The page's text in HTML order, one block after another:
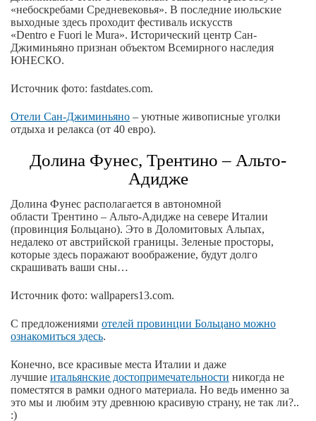
«небоскребами Средневековья». В последние июльские
выходные здесь проходит фестиваль искусств
«Dentro e Fuori le Mura». Исторический центр Сан-
Джиминьяно признан объектом Всемирного наследия
ЮНЕСКО.
Источник фото: fastdates.com.
Отели Сан-Джиминьяно – уютные живописные уголки
отдыха и релакса (от 40 евро).
Долина Фунес, Трентино – Альто-
Адидже
Долина Фунес располагается в автономной
области Трентино – Альто-Адидже на севере Италии
(провинция Больцано). Это в Доломитовых Альпах,
недалеко от австрийской границы. Зеленые просторы,
которые здесь поражают воображение, будут долго
скрашивать ваши сны…
Источник фото: wallpapers13.com.
С предложениями отелей провинции Больцано можно
ознакомиться здесь.
Конечно, все красивые места Италии и даже
лучшие итальянские достопримечательности никогда не
поместятся в рамки одного материала. Но ведь именно за
это мы и любим эту древнюю красивую страну, не так ли?..
:)